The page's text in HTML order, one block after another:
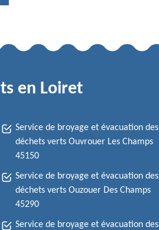
en Loiret
Service de broyage et évacuation des
déchets verts Ouvrouer Les Champs
45150
Service de broyage et évacuation des
déchets verts Ouzouer Des Champs
45290
Service de broyage et évacuation des